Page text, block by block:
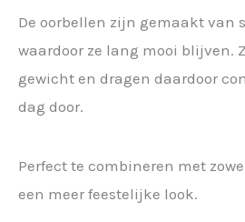
De oorbellen zijn gemaakt van
waardoor ze lang mooi blijven.
gewicht en dragen daardoor
dag door.
Perfect te combineren met
een meer feestelijke look.